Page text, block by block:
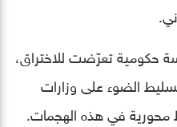
إلى أن 48 مؤسسة حكومية تعرّضت للاختراق،
أخرى، مع تسليط الضوء على وزارات
محورية في هذه الهجمات.